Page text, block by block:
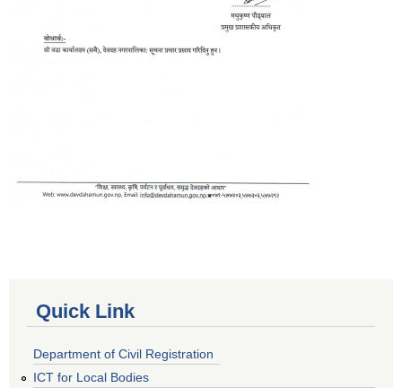
Quick Link
Department of Civil Registration
ICT for Local Bodies